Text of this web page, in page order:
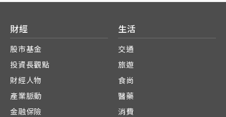
財經
股市基金
投資長觀點
財經人物
產業脈動
金融保險
生活
交通
旅遊
食尚
醫藥
消費